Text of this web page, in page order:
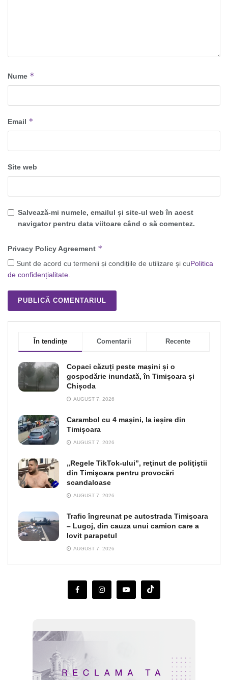
Nume *
Email *
Site web
Salvează-mi numele, emailul și site-ul web în acest
navigator pentru data viitoare când o să comentez.
Privacy Policy Agreement *
Sunt de acord cu termenii și condițiile de utilizare și cuPolitica
de confidențialitate.
În tendințe Comentarii Recente
Copaci căzuți peste mașini și o
gospodărie inundată, în Timișoara și
Chișoda
AUGUST 7, 2026
Carambol cu 4 mașini, la ieșire din
Timișoara
AUGUST 7, 2026
„Regele TikTok-ului”, reţinut de poliţiştii
din Timişoara pentru provocări
scandaloase
AUGUST 7, 2026
Trafic îngreunat pe autostrada Timişoara
– Lugoj, din cauza unui camion care a
lovit parapetul
AUGUST 7, 2026